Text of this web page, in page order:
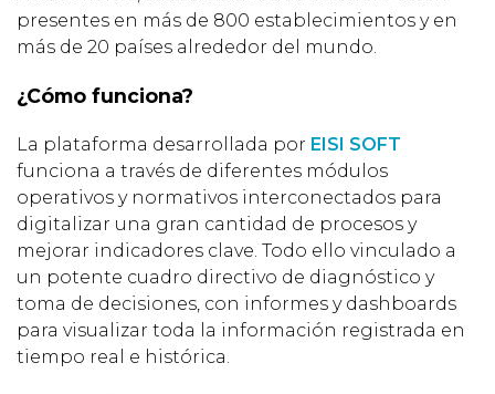
presentes en más de 800 establecimientos y en
más de 20 países alrededor del mundo.
¿Cómo funciona?
La plataforma desarrollada por EISI SOFT
funciona a través de diferentes módulos
operativos y normativos interconectados para
digitalizar una gran cantidad de procesos y
mejorar indicadores clave. Todo ello vinculado a
un potente cuadro directivo de diagnóstico y
toma de decisiones, con informes y dashboards
para visualizar toda la información registrada en
tiempo real e histórica.